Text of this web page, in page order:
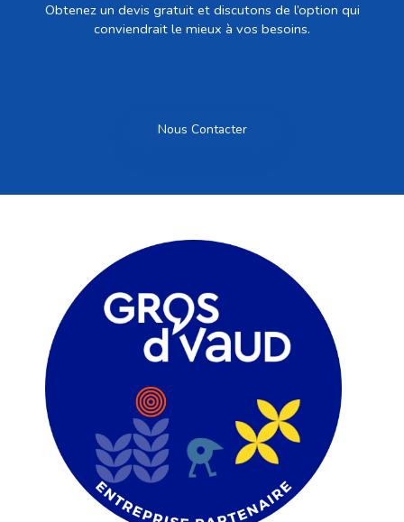
Obtenez un devis gratuit et discutons de l’option qui
conviendrait le mieux à vos besoins.
Nous Contacter